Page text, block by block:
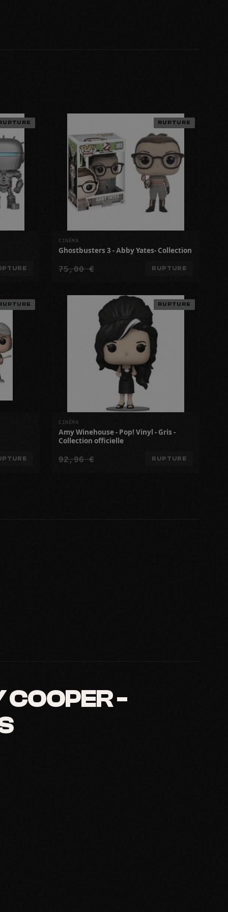
RUPTURE
CINÉMA
Ghostbusters 3 - Abby Yates- Collection
75,00 € RUPTURE
RUPTURE
CINÉMA
Amy Winehouse - Pop! Vinyl - Gris -
Collection officielle
92,96 € RUPTURE
-